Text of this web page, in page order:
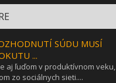
SÚDU MUSÍ
...
aj ľuďom v produktívnom veku,
zo sociálnych sieti....